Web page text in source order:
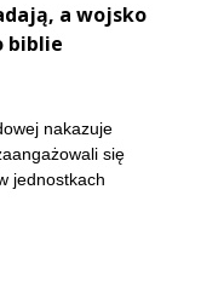
a wojsko
biblie
nakazuje
się
jednostkach